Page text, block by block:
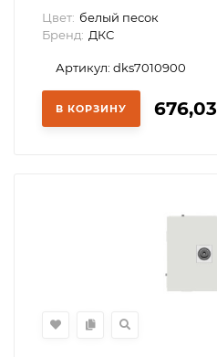
Цвет: белый песок
Бренд: ДКС
Артикул: dks7010900
В КОРЗИНУ 676,03